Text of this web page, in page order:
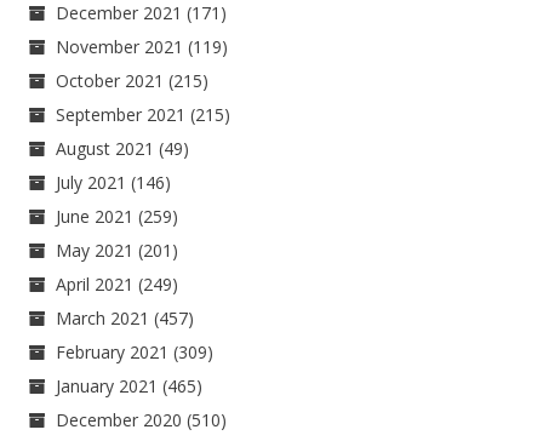
December 2021 (171)
November 2021 (119)
October 2021 (215)
September 2021 (215)
August 2021 (49)
July 2021 (146)
June 2021 (259)
May 2021 (201)
April 2021 (249)
March 2021 (457)
February 2021 (309)
January 2021 (465)
December 2020 (510)